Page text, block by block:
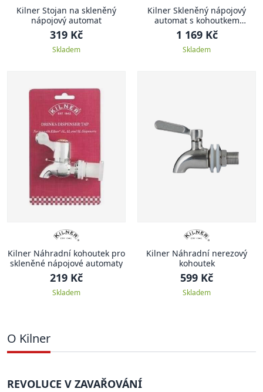
Kilner Stojan na skleněný
nápojový automat
319 Kč
Skladem
Kilner Skleněný nápojový
automat s kohoutkem
diamantový 5l
1 169 Kč
Skladem
Kilner Náhradní kohoutek pro
skleněné nápojové automaty
219 Kč
Skladem
Kilner Náhradní nerezový
kohoutek
599 Kč
Skladem
O Kilner
REVOLUCE V ZAVAŘOVÁNÍ